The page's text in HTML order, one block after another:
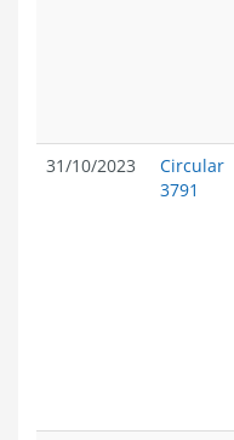
31/10/2023
Circular
3791